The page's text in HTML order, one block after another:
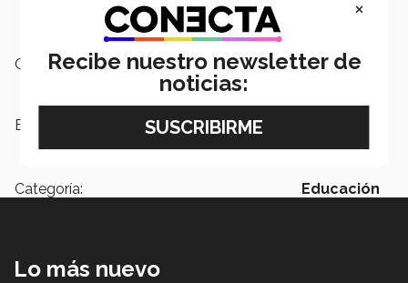
Impuntualidad.
Indiferencia.
Campus: León
Etiquetas: Negocios, Graduandos, Carreras
Categoría: Educación
Lo más nuevo
×
Recibe nuestro newsletter de
noticias: